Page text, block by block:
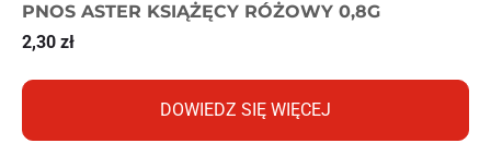
PNOS ASTER KSIĄŻĘCY RÓŻOWY 0,8G
2,30 zł
DOWIEDZ SIĘ WIĘCEJ